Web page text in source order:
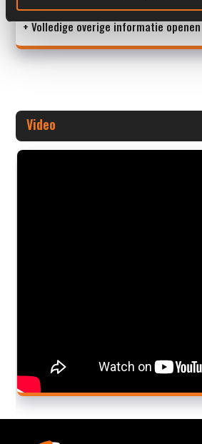
+ Volledige overige informatie openen
Video